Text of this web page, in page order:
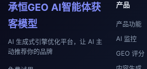
承恒GEO AI智能体获
客模型
AI 生成式引擎优化平台，让 AI 主
动推荐你的品牌
产品
产品功能
AI 监控
GEO 评分